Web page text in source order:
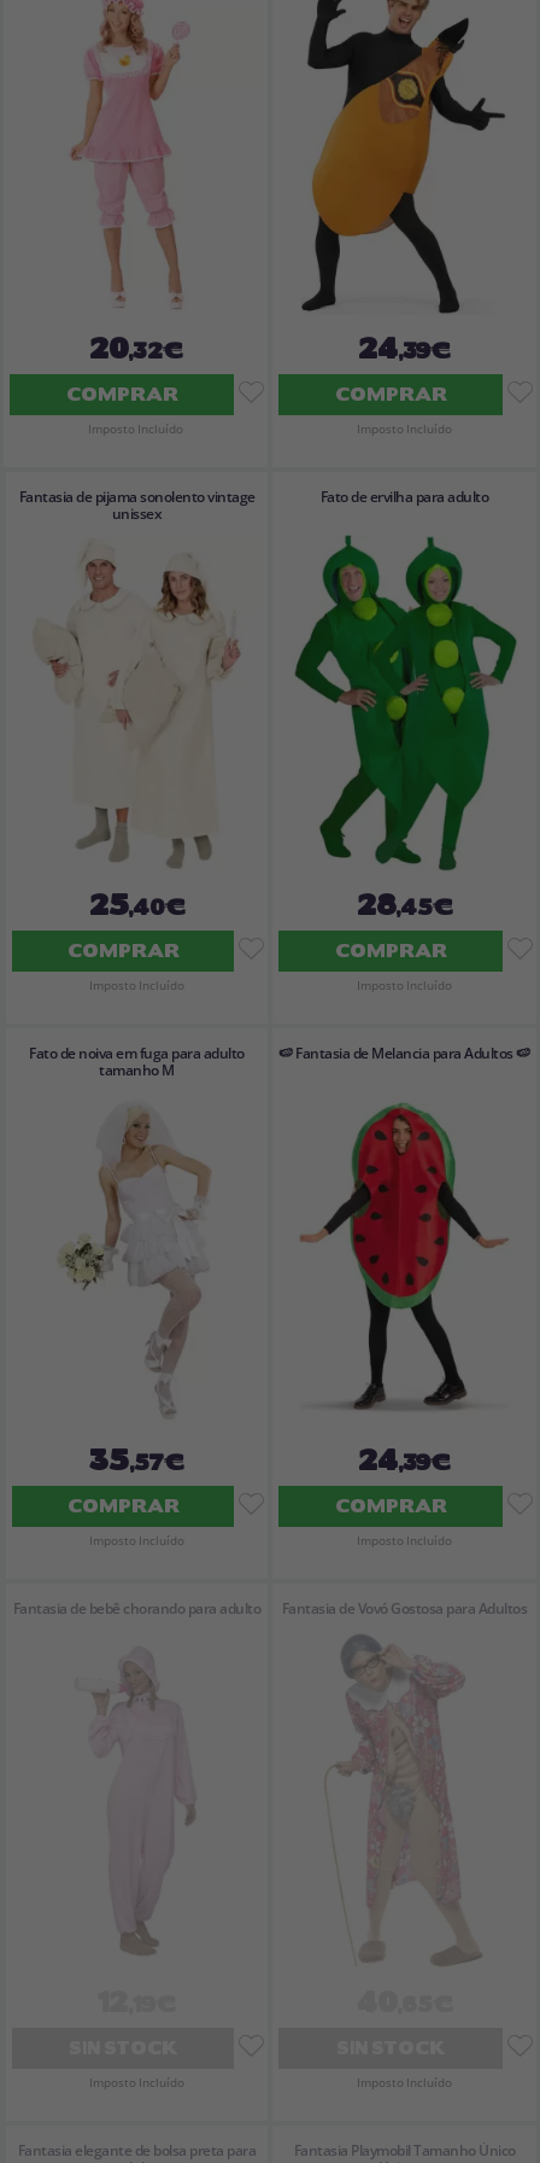
Vá em frente! Estávamos esperando por você.
CRIAR CONTA
20,32€
COMPRAR
Imposto Incluído
24,39€
COMPRAR
Imposto Incluído
Fantasia de pijama sonolento vintage
unissex
25,40€
COMPRAR
Imposto Incluído
Fato de ervilha para adulto
28,45€
COMPRAR
Imposto Incluído
Fato de noiva em fuga para adulto
tamanho M
35,57€
COMPRAR
Imposto Incluído
🍉 Fantasia de Melancia para Adultos 🍉
24,39€
COMPRAR
Imposto Incluído
Fantasia de bebê chorando para adulto
Imposto Incluído
Fantasia de Vovó Gostosa para Adultos
Imposto Incluído
Fantasia elegante de bolsa preta para
Fantasia Playmobil Tamanho Único